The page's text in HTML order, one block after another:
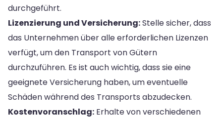
durchgeführt.
Lizenzierung und Versicherung:Stelle sicher, dass
das Unternehmen über alle erforderlichen Lizenzen
verfügt, um den Transport von Gütern
durchzuführen. Es ist auch wichtig, dass sie eine
geeignete Versicherung haben, um eventuelle
Schäden während des Transports abzudecken.
Kostenvoranschlag: Erhalte von verschiedenen